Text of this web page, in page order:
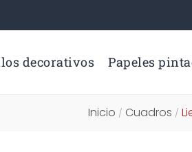
decorativos Papeles
Inicio / Cuadros /